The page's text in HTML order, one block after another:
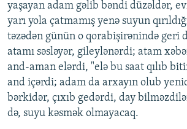
yaşayan adam gəlib bəndi düzəldər,
yarı yola çatmamış yenə suyun
təzədən günün o qorabişirənində geri
atamı səsləyər, gileylənərdi; atam
and-aman elərdi, "elə bu saat qılıb
and içərdi; adam da arxayın olub
bərkidər, çıxıb gedərdi, day
də, suyu kəsmək olmayacaq.